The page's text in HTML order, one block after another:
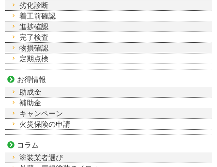
劣化診断
着工前確認
進捗確認
完了検査
物損確認
定期点検
お得情報
助成金
補助金
キャンペーン
火災保険の申請
コラム
塗装業者選び